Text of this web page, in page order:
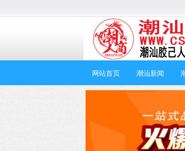
网站首页 潮汕新闻